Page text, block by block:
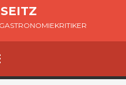
MENÜ